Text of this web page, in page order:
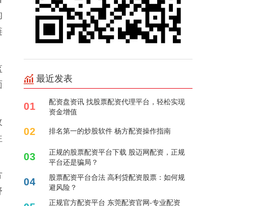
最近发表
01
配资盘资讯 找股票配资代理平台，轻松实现
资金增值
02 排名第一的炒股软件 杨方配资操作指南
03
正规的股票配资平台下载 股迈网配资，正规
平台还是骗局？
04
股票配资平台合法 高利贷配资股票：如何规
避风险？
正规官方配资平台 东莞配资官网-专业配资